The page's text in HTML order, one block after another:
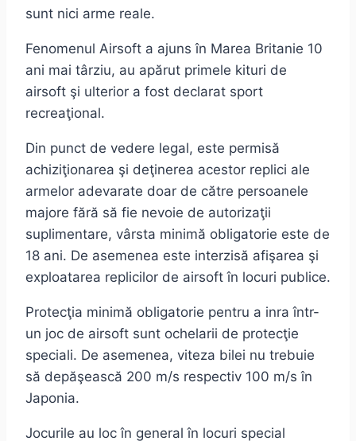
sunt nici arme reale.
Fenomenul Airsoft a ajuns în Marea Britanie 10
ani mai târziu, au apărut primele kituri de
airsoft şi ulterior a fost declarat sport
recreaţional.
Din punct de vedere legal, este permisă
achiziţionarea şi deţinerea acestor replici ale
armelor adevarate doar de către persoanele
majore fără să fie nevoie de autorizaţii
suplimentare, vârsta minimă obligatorie este de
18 ani. De asemenea este interzisă afişarea şi
exploatarea replicilor de airsoft în locuri publice.
Protecţia minimă obligatorie pentru a inra într-
un joc de airsoft sunt ochelarii de protecţie
speciali. De asemenea, viteza bilei nu trebuie
să depăşească 200 m/s respectiv 100 m/s în
Japonia.
Jocurile au loc în general în locuri special